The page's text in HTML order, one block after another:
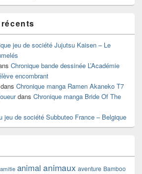
jeu de société Jujutsu Kaisen – Le
Chronique bande dessinée L’Académie
encombrant
dans Chronique manga Ramen Akaneko T7
dans Chronique manga Bride Of The
jeu de société Subbuteo France – Belgique
amitie animal animaux aventure Bamboo